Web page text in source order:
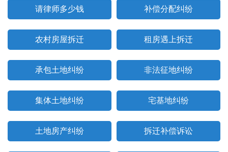
请律师多少钱 补偿分配纠纷
农村房屋拆迁 租房遇上拆迁
承包土地纠纷 非法征地纠纷
集体土地纠纷 宅基地纠纷
土地房产纠纷 拆迁补偿诉讼